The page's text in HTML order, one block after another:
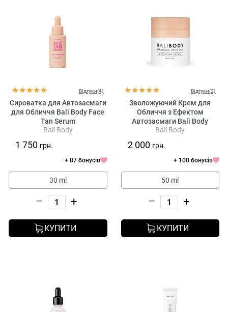
Відгуки(4)
Сироватка для Автозасмаги
для Обличчя Bali Body Face
Tan Serum
Bali Body
1 750 грн.
+ 87 бонусів
30 ml
– +
КУПИТИ
Відгуки(2)
Зволожуючий Крем для
Обличчя з Ефектом
Автозасмаги Bali Body
Gradual Face Tan
Bali Body
2 000 грн.
+ 100 бонусів
50 ml
– +
КУПИТИ